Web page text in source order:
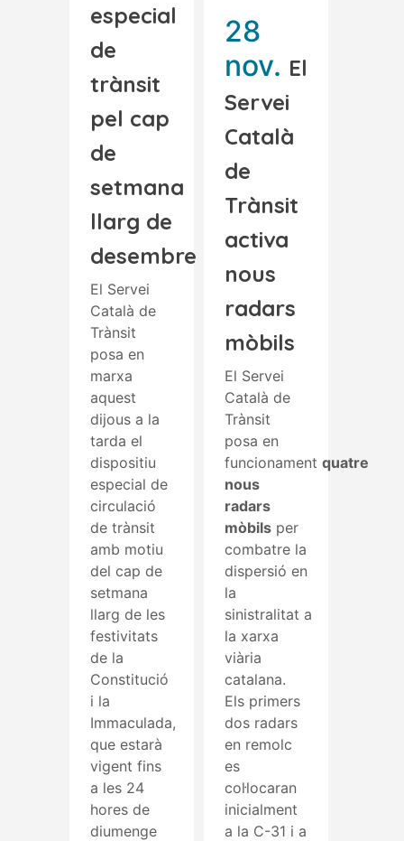
especial
de
trànsit
pel cap
de
setmana
llarg de
desembre
El Servei
Català de
Trànsit
posa en
marxa
aquest
dijous a la
tarda el
dispositiu
especial de
circulació
de trànsit
amb motiu
del cap de
setmana
llarg de les
festivitats
de la
Constitució
i la
Immaculada,
que estarà
vigent fins
a les 24
hores de
diumenge
28
nov. El
Servei
Català
de
Trànsit
activa
nous
radars
mòbils
El Servei
Català de
Trànsit
posa en
funcionament quatre
nous
radars
mòbils per
combatre la
dispersió en
la
sinistralitat a
la xarxa
viària
catalana.
Els primers
dos radars
en remolc
es
col·locaran
inicialment
a la C-31 i a